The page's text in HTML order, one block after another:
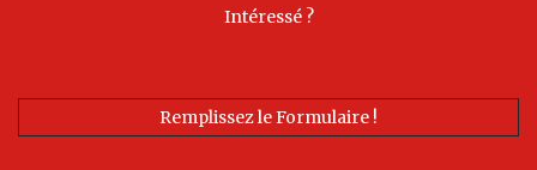
Intéressé ?
Remplissez le Formulaire !